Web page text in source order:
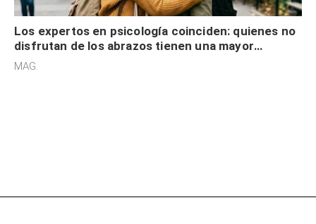
Los expertos en psicología coinciden: quienes no
disfrutan de los abrazos tienen una mayor
sensibilidad a los estímulos físicos y no es por
MAG.